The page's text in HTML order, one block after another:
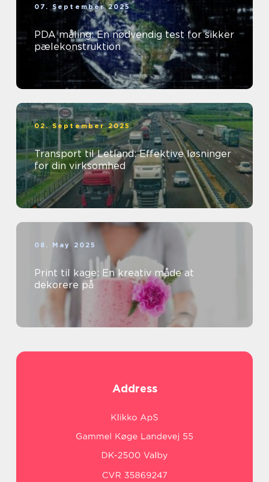
07. September 2025
PDA måling: En nødvendig test for sikker
pælekonstruktion
02. September 2025
Transport til Letland: Effektive løsninger
for din virksomhed
08. May 2025
Print til kage: En kreativ måde at
dekorere på
Address